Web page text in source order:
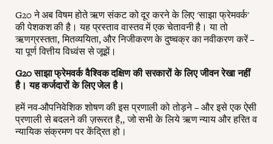
G20 ने अब विषम होते ऋण संकट को दूर करने के लिए 'साझा फ्रेमवर्क'
की पेशकश की है। यह प्रस्ताव वास्तव में एक चेतावनी है। या तो
ऋणग्रस्तता, मितव्ययिता, और निजीकरण के दुष्चक्र का नवीकरण करें –
या पूर्ण वित्तीय विध्वंस से जूझें।
G20 साझा फ्रेमवर्क वैश्विक दक्षिण की सरकारों के लिए जीवन रेखा नहीं
है। यह कर्जदारों के लिए जेल है।
हमें नव-औपनिवेशिक शोषण की इस प्रणाली को तोड़ने – और इसे एक ऐसी
प्रणाली से बदलने की ज़रूरत है,, जो सभी के लिये ऋण न्याय और हरित व
न्यायिक संक्रमण पर केंद्रित हो।